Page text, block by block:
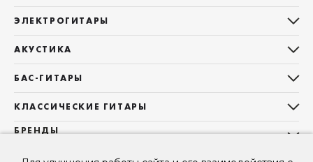
ЭЛЕКТРОГИТАРЫ
Telecaster
Les Paul
Superstrat
АКУСТИКА
Фолки (ОМ, 000, 00)
Гранд Аудиториум
БАС-ГИТАРЫ
Precision Bass
КЛАССИЧЕСКИЕ ГИТАРЫ
Все классические гитары
БРЕНДЫ